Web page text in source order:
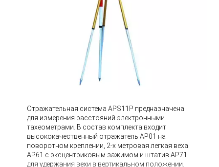
Отражательная система APS11P предназначена
для измерения расстояний электронными
тахеометрами. В состав комплекта входит
высококачественный отражатель AP01 на
поворотном креплении, 2-х метровая легкая веха
AP61 с эксцентриковым зажимом и штатив AP71
для удержания вехи в вертикальном положении.